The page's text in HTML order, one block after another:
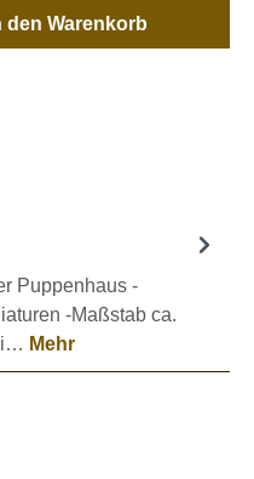
gewünschten
den Warenkorb
Puppenhaus -
-Maßstab ca.
Mehr